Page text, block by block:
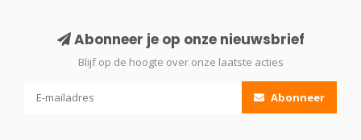
Abonneer je op onze nieuwsbrief
Blijf op de hoogte over onze laatste acties
Abonneer